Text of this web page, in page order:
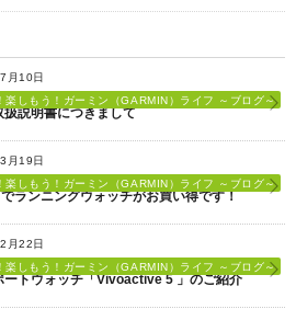
月10日
楽しもう！ガーミン（GARMIN）ライフ ～ブログ～
扱説明書につきまして
月19日
楽しもう！ガーミン（GARMIN）ライフ ～ブログ～
ランニングウォッチがお買い得です！
月22日
楽しもう！ガーミン（GARMIN）ライフ ～ブログ～
ートウォッチ「Vivoactive 5 」のご紹介